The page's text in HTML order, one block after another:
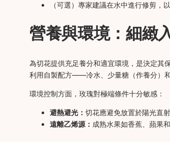
（可選）專家建議在水中進行修剪，
營養與環境：細緻
為切花提供充足養分和適宜環境，是決定其
利用自製配方——冷水、少量糖（作養分）
環境控制方面，玫瑰對極端條件十分敏感：
避熱避光： 切花應避免放置於陽光直
遠離乙烯源： 成熟水果如香蕉、蘋果